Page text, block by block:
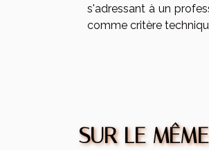
s'adressant à un
comme critère
SUR LE